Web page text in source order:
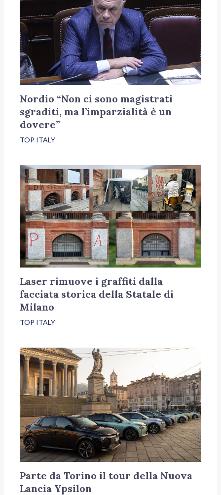
Nordio “Non ci sono magistrati
sgraditi, ma l’imparzialità è un
dovere”
TOP ITALY
Laser rimuove i graffiti dalla
facciata storica della Statale di
Milano
TOP ITALY
Parte da Torino il tour della Nuova
Lancia Ypsilon